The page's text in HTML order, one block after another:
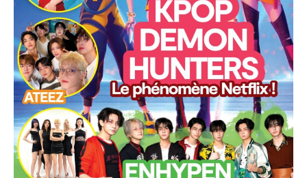
Accueil
Actu